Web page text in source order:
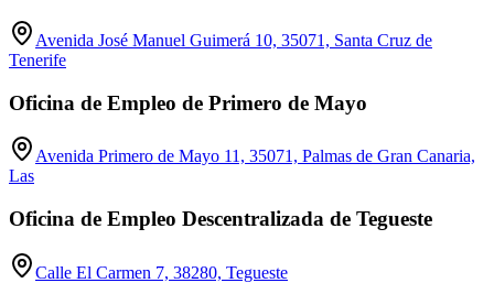
Avenida José Manuel Guimerá 10, 35071, Santa Cruz de
Tenerife
Oficina de Empleo de Primero de Mayo
Avenida Primero de Mayo 11, 35071, Palmas de Gran Canaria,
Las
Oficina de Empleo Descentralizada de Tegueste
Calle El Carmen 7, 38280, Tegueste